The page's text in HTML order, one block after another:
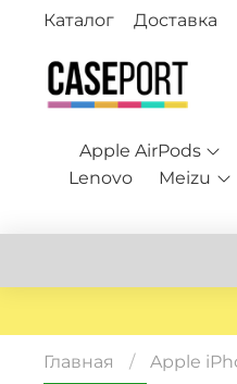
Каталог Доставка
Apple AirPods
Lenovo
Meizu
Главная Apple